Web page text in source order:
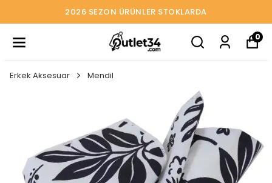
2026 SEZON ÜRÜNLER STOKLARDA
0
Erkek Aksesuar Mendil